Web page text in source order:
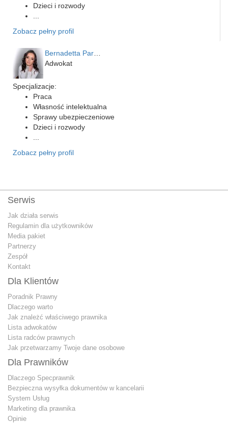
Dzieci i rozwody
Zobacz pełny profil
Adwokat
Specjalizacje:
Praca
Własność intelektualna
Sprawy ubezpieczeniowe
Dzieci i rozwody
Zobacz pełny profil
Serwis
Jak działa serwis
Regulamin dla użytkowników
Media pakiet
Partnerzy
Zespół
Kontakt
Dla Klientów
Poradnik Prawny
Dlaczego warto
Jak znależć właściwego prawnika
Lista adwokatów
Lista radców prawnych
Jak przetwarzamy Twoje dane osobowe
Dla Prawników
Dlaczego Specprawnik
Bezpieczna wysyłka dokumentów w kancelarii
System Usług
Marketing dla prawnika
Opinie